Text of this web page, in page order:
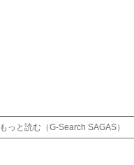
もっと読む（G-Search SAGAS）